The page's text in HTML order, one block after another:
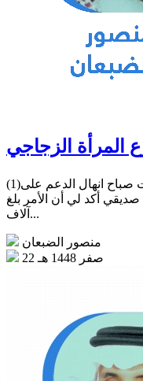
المرأة الزجاجي
(1)أجهل دهاليز التيكتوك وبثوثه، بيد أن ذات صباح انهال الدعم على
أكد لي أن الأمر بلغ
آلاف...
منصور الضبعان
22 صفر 1448 هـ